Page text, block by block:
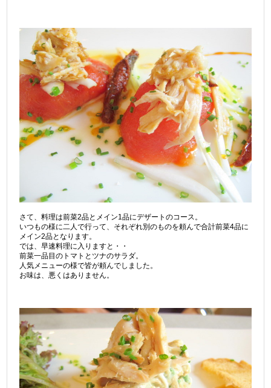
さて、料理は前菜2品とメイン1品にデザートのコース。
いつもの様に二人で行って、それぞれ別のものを頼んで合計前菜4品に
メイン2品となります。
では、早速料理に入りますと・・
前菜一品目のトマトとツナのサラダ。
人気メニューの様で皆が頼んでしました。
お味は、悪くはありません。